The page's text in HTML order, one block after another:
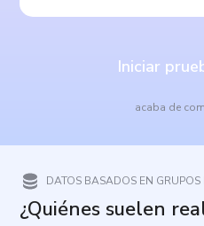
Iniciar
acaba de
DATOS BASADOS EN
¿Quiénes suelen